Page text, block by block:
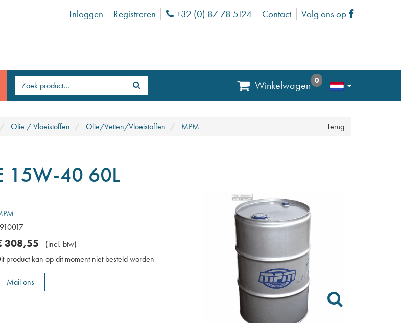
Inloggen Registreren Phone
+32 (0) 87 78 5124 Contact Volg ons op Facebook
Winkelwagen 0
Terug
Olie / Vloeistoffen Olie/Vetten/Vloeistoffen MPM
15W-40 60L
308,55 (incl. btw)
product kan op dit moment niet besteld worden
Mail ons